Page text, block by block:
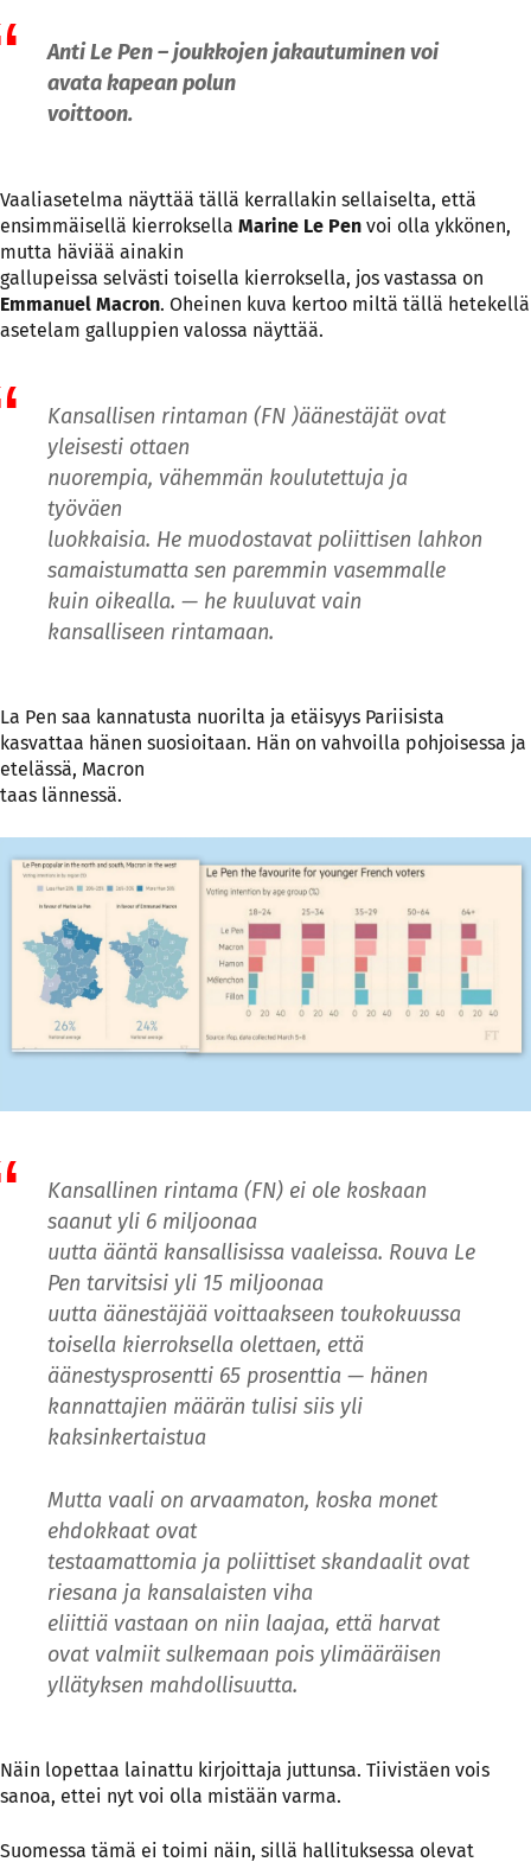
Anti Le Pen – joukkojen jakautuminen voi
avata kapean polun
voittoon.
Vaaliasetelma näyttää tällä kerrallakin sellaiselta, että
ensimmäisellä kierroksella Marine Le Pen voi olla ykkönen,
mutta häviää ainakin
gallupeissa selvästi toisella kierroksella, jos vastassa on
Emmanuel Macron. Oheinen kuva kertoo miltä tällä hetekellä
asetelam galluppien valossa näyttää.
Kansallisen rintaman (FN )äänestäjät ovat
yleisesti ottaen
nuorempia, vähemmän koulutettuja ja
työväen
luokkaisia. He muodostavat poliittisen lahkon
samaistumatta sen paremmin vasemmalle
kuin oikealla. — he kuuluvat vain
kansalliseen rintamaan.
La Pen saa kannatusta nuorilta ja etäisyys Pariisista
kasvattaa hänen suosioitaan. Hän on vahvoilla pohjoisessa ja
etelässä, Macron
taas lännessä.
Kansallinen rintama (FN) ei ole koskaan
saanut yli 6 miljoonaa
uutta ääntä kansallisissa vaaleissa. Rouva Le
Pen tarvitsisi yli 15 miljoonaa
uutta äänestäjää voittaakseen toukokuussa
toisella kierroksella olettaen, että
äänestysprosentti 65 prosenttia — hänen
kannattajien määrän tulisi siis yli
kaksinkertaistua
Mutta vaali on arvaamaton, koska monet
ehdokkaat ovat
testaamattomia ja poliittiset skandaalit ovat
riesana ja kansalaisten viha
eliittiä vastaan on niin laajaa, että harvat
ovat valmiit sulkemaan pois ylimääräisen
yllätyksen mahdollisuutta.
Näin lopettaa lainattu kirjoittaja juttunsa. Tiivistäen vois
sanoa, ettei nyt voi olla mistään varma.
Suomessa tämä ei toimi näin, sillä hallituksessa olevat